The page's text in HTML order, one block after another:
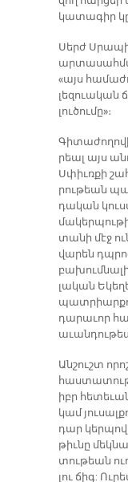
կա­տա­գիր կը
Սերժ
«այս
լեզուա­կան
լու­ծու­մը»։
րեալ այս
Սփիւռ­քի
րու­թեան
դա­կան
տա­նի մէջ
վա­րեն
լա­կան
դա­րա­ւոր
Ան­շուշտ
իբր
կամ
դար
թիւ­նը
տու­թեան
լու ճիգ: